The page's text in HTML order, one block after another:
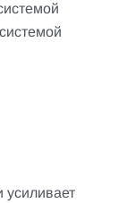
усиливает